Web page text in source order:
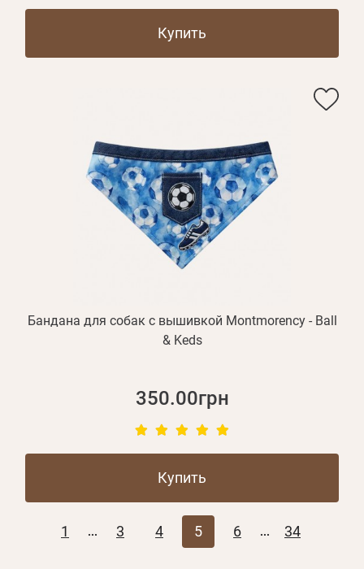
Купить
Бандана для собак с вышивкой Montmorency - Ball
& Keds
350.00грн
Купить
1 ... 3 4 5 6 ... 34